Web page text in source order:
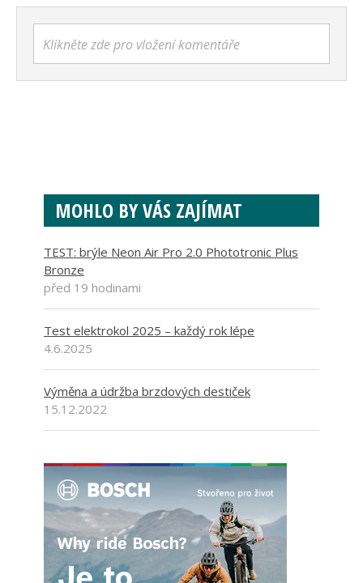
Klikněte zde pro vložení komentáře
MOHLO BY VÁS ZAJÍMAT
TEST: brýle Neon Air Pro 2.0 Phototronic Plus
Bronze
před 19 hodinami
Test elektrokol 2025 – každý rok lépe
4.6.2025
Výměna a údržba brzdových destiček
15.12.2022